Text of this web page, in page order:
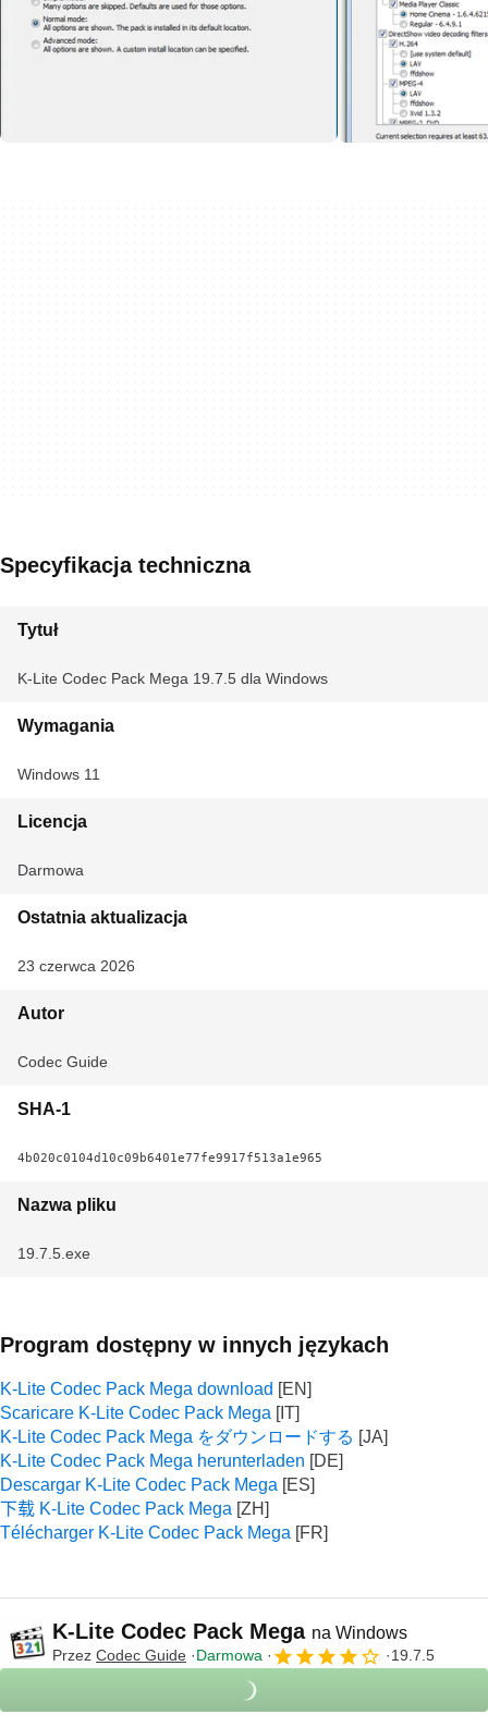
Specyfikacja techniczna
Tytuł
K-Lite Codec Pack Mega 19.7.5 dla Windows
Wymagania
Windows 11
Licencja
Darmowa
Ostatnia aktualizacja
23 czerwca 2026
Autor
Codec Guide
SHA-1
4b020c0104d10c09b6401e77fe9917f513a1e965
Nazwa pliku
19.7.5.exe
Program dostępny w innych językach
K-Lite Codec Pack Mega download
Scaricare K-Lite Codec Pack Mega
K-Lite Codec Pack Mega をダウンロードする
K-Lite Codec Pack Mega herunterladen
Descargar K-Lite Codec Pack Mega
下载 K-Lite Codec Pack Mega
Télécharger K-Lite Codec Pack Mega
K-Lite Codec Pack Mega na Windows
Przez Codec Guide Darmowa 19.7.5